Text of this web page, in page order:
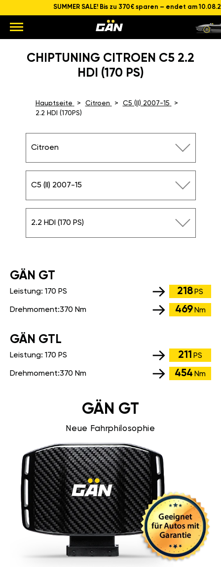
SUMMER SALE! Bis zu 370€ sparen – endet am
CHIPTUNING CITROEN C5 2.2
HDI (170 PS)
Hauptseite Citroen
C5 (II) 2007-15
2.2 HDI (170PS)
Citroen
C5 (II) 2007-15
2.2 HDI (170 PS)
GÄN GT
Leistung: 170 PS 218 PS
Drehmoment:370 Nm 469 Nm
GÄN GTL
Leistung: 170 PS 211 PS
Drehmoment:370 Nm 454 Nm
GÄN GT
Neue Fahrphilosophie